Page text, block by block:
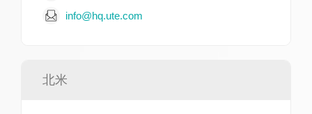
info@hq.ute.com
北米